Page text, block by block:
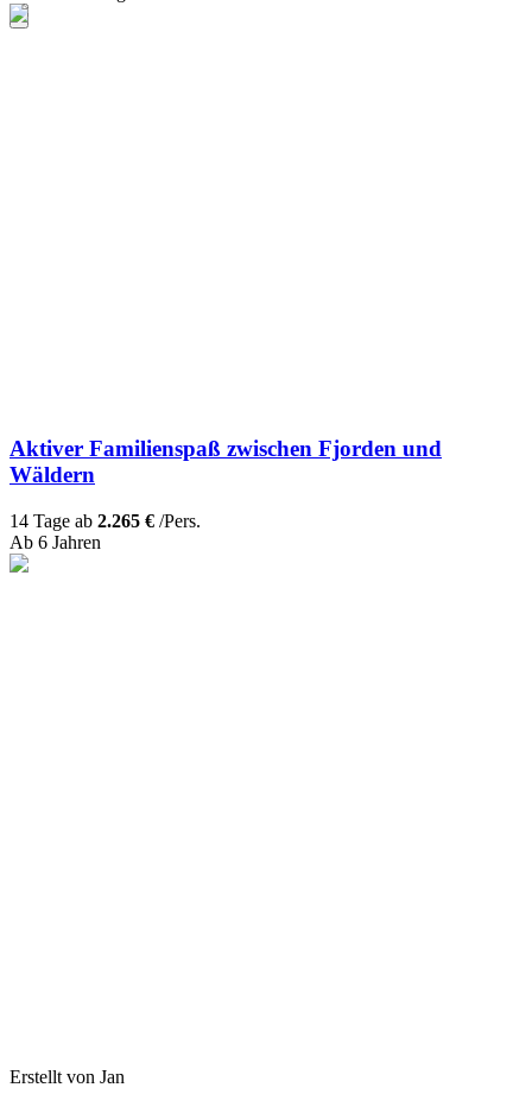
Aktiver Familienspaß zwischen Fjorden und
Wäldern
14 Tage ab 2.265 € /Pers.
Ab 6 Jahren
Erstellt von Jan